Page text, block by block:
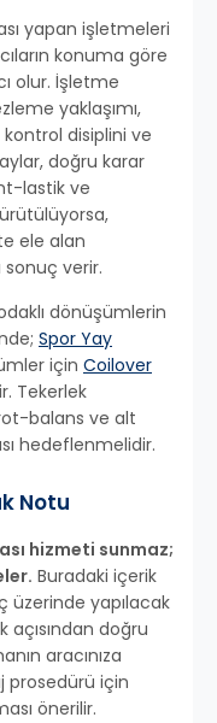
yapan işletmeleri
konuma göre
olur. İşletme
yaklaşımı,
disiplini ve
doğru karar
lastik ve
ele alan
verir.
dönüşümlerin
Spor Yay
için Coilover
Tekerlek
balans ve alt
hedeflenmelidir.
Notu
hizmeti sunmaz;
Buradaki içerik
üzerinde yapılacak
doğru
aracınıza
prosedürü için
önerilir.